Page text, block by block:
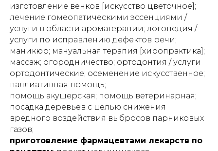
изготовление венков [искусство цветочное];
лечение гомеопатическими эссенциями /
услуги в области ароматерапии; логопедия /
услуги по исправлению дефектов речи;
маникюр; мануальная терапия [хиропрактика];
массаж; огородничество; ортодонтия / услуги
ортодонтические; осеменение искусственное;
паллиативная помощь;
помощь акушерская; помощь ветеринарная;
посадка деревьев с целью снижения
вредного воздействия выбросов парниковых
газов;
приготовление фармацевтами лекарств по